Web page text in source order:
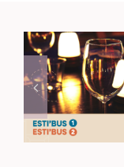
Rejoignez
de sortie
navettes